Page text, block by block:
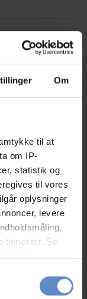
Om
til at
om IP-
statistik og
til vores
oplysninger
levere
tjenester. Se
vores
9,54 out of 10